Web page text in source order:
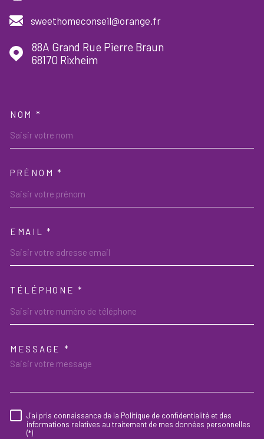
sweethomeconseil@orange.fr
88A Grand Rue Pierre Braun
68170
Rixheim
NOM *
PRÉNOM *
EMAIL *
TÉLÉPHONE *
MESSAGE *
RÈGLEMENTATION
J'ai pris connaissance de la Politique de confidentialité et des
informations relatives au traitement de mes données personnelles
(*)